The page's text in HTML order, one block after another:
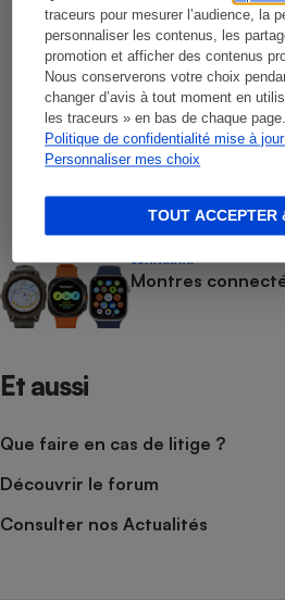
traceurs pour mesurer l’audience, la
personnaliser les contenus, les
promotion et afficher des contenus
Nous conserverons votre choix
changer d’avis à tout moment en
les traceurs » en bas de chaque page.
Politique de confidentialité mise à
Personnaliser mes choix
TOUT ACCEPTER
sans engagement
COMPARATIF
Smartphones
COMPARATIF
COMPARATIF
Montres
Et aussi
Que faire en cas de litige ?
Découvrir le forum
Consulter nos Actualités